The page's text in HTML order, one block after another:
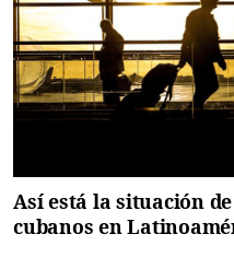
Así está la situación
cubanos en